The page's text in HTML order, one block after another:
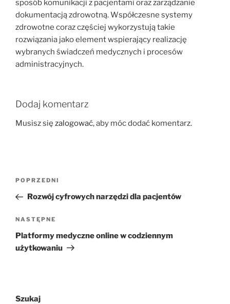
sposób komunikacji z pacjentami oraz zarządzanie
dokumentacją zdrowotną. Współczesne systemy
zdrowotne coraz częściej wykorzystują takie
rozwiązania jako element wspierający realizację
wybranych świadczeń medycznych i procesów
administracyjnych.
Dodaj komentarz
Musisz się zalogować, aby móc dodać komentarz.
Nawigacja
Poprzedni
wpis
POPRZEDNI
Rozwój cyfrowych narzędzi dla pacjentów
Następny
wpis
NASTĘPNE
Platformy medyczne online w codziennym
użytkowaniu
Szukaj